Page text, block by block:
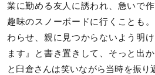
業に勤める友人に誘われ、急いで
趣味のスノーボードに行くことも
わらせ、親に見つからないよう明
ます』と書き置きして、そっと出
と臼倉さんは笑いながら当時を振り